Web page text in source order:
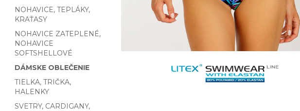
NOHAVICE, TEPLÁKY,
KRAŤASY
NOHAVICE ZATEPLENÉ,
NOHAVICE
SOFTSHELLOVÉ
DÁMSKE OBLEČENIE
TIELKA, TRIČKA,
HALENKY
SVETRY, CARDIGANY,